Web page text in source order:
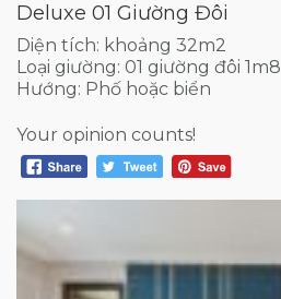
Deluxe 01 Giường Đôi
Diện tích: khoảng 32m2
Loại giường: 01 giường đôi 1m8
Hướng: Phố hoặc biển
Your opinion counts!